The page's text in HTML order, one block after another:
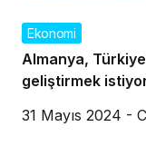
Ekonomi
Almanya,
geliştirmek
31 Mayıs 2024 -